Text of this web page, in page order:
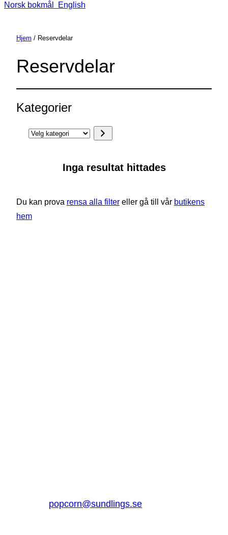
Norsk bokmål
English
Hjem / Reservdelar
Reservdelar
Kategorier
Velg
Inga resultat hittades
Du kan prova rensa alla filter eller gå till vår butikens
hem
popcorn@sundlings.se